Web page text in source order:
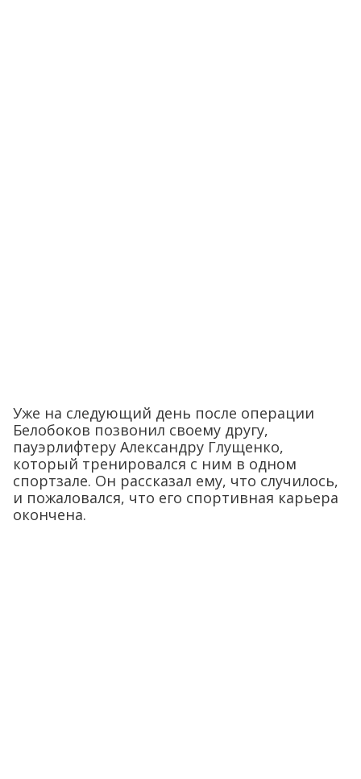
Уже на следующий день после операции
Белобоков позвонил своему другу,
пауэрлифтеру Александру Глущенко,
который тренировался с ним в одном
спортзале. Он рассказал ему, что случилось,
и пожаловался, что его спортивная карьера
окончена.